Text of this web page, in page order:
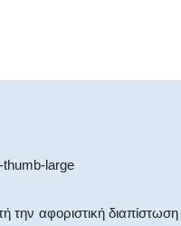
αφοριστική διαπίστωση